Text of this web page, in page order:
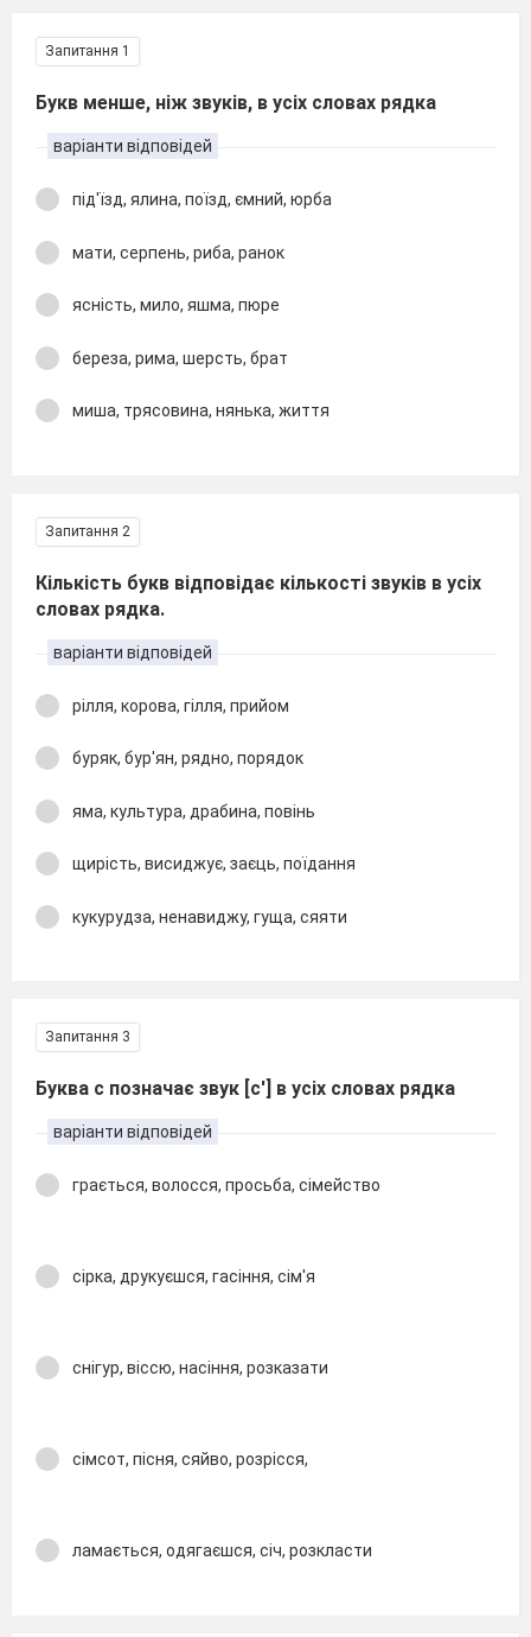
Запитання 1
Букв менше, ніж звуків, в усіх словах рядка
варіанти відповідей
під'їзд, ялина, поїзд, ємний, юрба
мати, серпень, риба, ранок
ясність, мило, яшма, пюре
береза, рима, шерсть, брат
миша, трясовина, нянька, життя
Запитання 2
Кількість букв відповідає кількості звуків в усіх
словах рядка.
варіанти відповідей
рілля, корова, гілля, прийом
буряк, бур'ян, рядно, порядок
яма, культура, драбина, повінь
щирість, висиджує, заєць, поїдання
кукурудза, ненавиджу, гуща, сяяти
Запитання 3
Буква с позначає звук [с'] в усіх словах рядка
варіанти відповідей
грається, волосся, просьба, сімейство
сірка, друкуєшся, гасіння, сім'я
снігур, віссю, насіння, розказати
сімсот, пісня, сяйво, розрісся,
ламається, одягаєшся, січ, розкласти